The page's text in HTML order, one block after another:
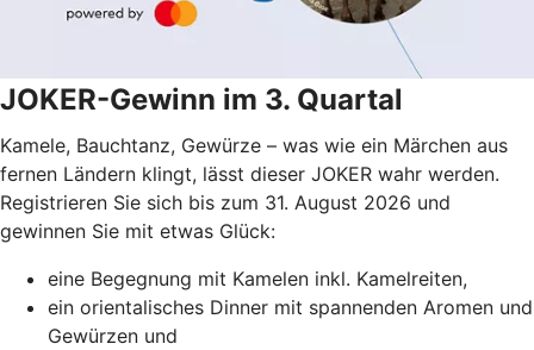
JOKER-Gewinn im 3. Quartal
Kamele, Bauchtanz, Gewürze – was wie ein Märchen aus
fernen Ländern klingt, lässt dieser JOKER wahr werden.
Registrieren Sie sich bis zum 31. August 2026 und
gewinnen Sie mit etwas Glück:
eine Begegnung mit Kamelen inkl. Kamelreiten,
ein orientalisches Dinner mit spannenden Aromen und
Gewürzen und